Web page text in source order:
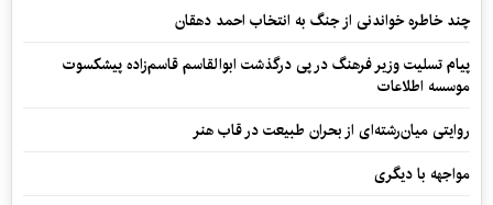
چند خاطره خواندنی از جنگ به انتخاب احمد دهقان
پیام تسلیت وزیر فرهنگ در پی درگذشت ابوالقاسم قاسم‌زاده پیشکسوت
موسسه اطلاعات
روایتی میان‌رشته‌ای از بحران طبیعت در قاب هنر
مواجهه با دیگری